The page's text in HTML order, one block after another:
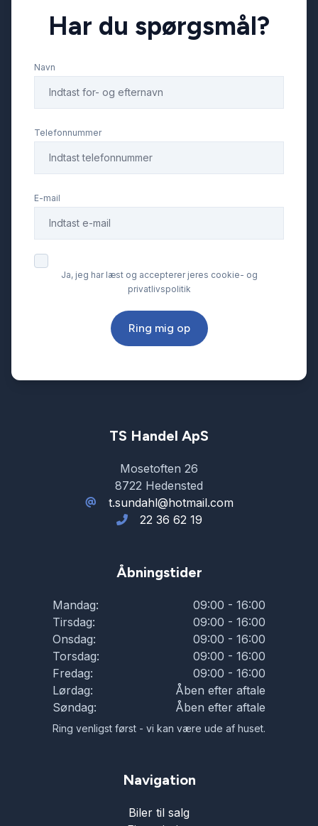
Har du spørgsmål?
Navn
Telefonnummer
E-mail
Ja, jeg har læst og accepterer jeres cookie- og
privatlivspolitik
Ring mig op
TS Handel ApS
Mosetoften 26
8722 Hedensted
t.sundahl@hotmail.com
22 36 62 19
Åbningstider
Mandag:
09:00 - 16:00
Tirsdag:
09:00 - 16:00
Onsdag:
09:00 - 16:00
Torsdag:
09:00 - 16:00
Fredag:
09:00 - 16:00
Lørdag:
Åben efter aftale
Søndag:
Åben efter aftale
Ring venligst først - vi kan være ude af huset.
Navigation
Biler til salg